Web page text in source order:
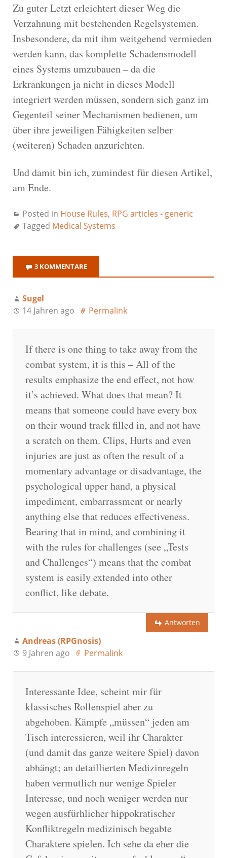
Zu guter Letzt erleichtert dieser Weg die
Verzahnung mit bestehenden Regelsystemen.
Insbesondere, da mit ihm weitgehend vermieden
werden kann, das komplette Schadensmodell
eines Systems umzubauen – da die
Erkrankungen ja nicht in dieses Modell
integriert werden müssen, sondern sich ganz im
Gegenteil seiner Mechanismen bedienen, um
über ihre jeweiligen Fähigkeiten selber
(weiteren) Schaden anzurichten.
Und damit bin ich, zumindest für diesen Artikel,
am Ende.
Posted in House Rules, RPG articles - generic
Tagged Medical Systems
3 KOMMENTARE
Sugel
14 Jahren ago
Permalink
If there is one thing to take away from the
combat system, it is this – All of the
results emphasize the end effect, not how
it’s achieved. What does that mean? It
means that someone could have every box
on their wound track filled in, and not have
a scratch on them. Clips, Hurts and even
injuries are just as often the result of a
momentary advantage or disadvantage, the
psychological upper hand, a physical
impediment, embarrassment or nearly
anything else that reduces effectiveness.
Bearing that in mind, and combining it
with the rules for challenges (see „Tests
and Challenges“) means that the combat
system is easily extended into other
conflict, like debate.
Antworten
Andreas (RPGnosis)
9 Jahren ago
Permalink
Interessante Idee, scheint mir für
klassisches Rollenspiel aber zu
abgehoben. Kämpfe „müssen“ jeden am
Tisch interessieren, weil ihr Charakter
(und damit das ganze weitere Spiel) davon
abhängt; an detaillierten Medizinregeln
haben vermutlich nur wenige Spieler
Interesse, und noch weniger werden nur
wegen ausfürhlicher hippokratischer
Konfliktregeln medizinisch begabte
Charaktere spielen. Ich sehe da eher die